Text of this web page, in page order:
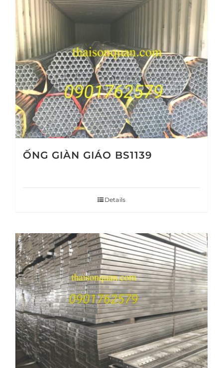
ỐNG GIÀN GIÁO BS1139
Details